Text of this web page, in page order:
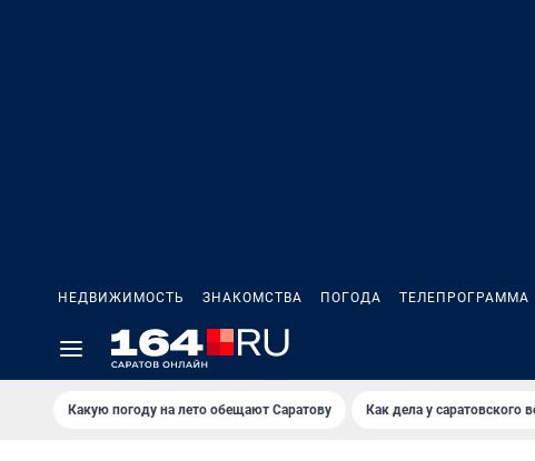
НЕДВИЖИМОСТЬ ЗНАКОМСТВА ПОГОДА ТЕЛЕПРОГРАММА
Какую погоду на лето обещают Саратову Как дела у саратовского